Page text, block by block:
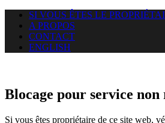
SI VOUS ÊTES LE
A PROPOS
CONTACT
ENGLISH
Blocage pour service non
Si vous êtes propriétaire de ce site web,